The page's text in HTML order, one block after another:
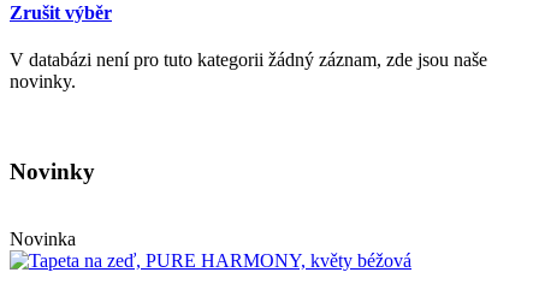
Zrušit výběr
V databázi není pro tuto kategorii žádný záznam, zde jsou naše
novinky.
Novinky
Novinka